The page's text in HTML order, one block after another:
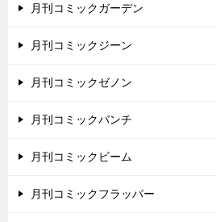
月刊コミックガーデン
月刊コミックジーン
月刊コミックゼノン
月刊コミックバンチ
月刊コミックビーム
月刊コミックフラッパー